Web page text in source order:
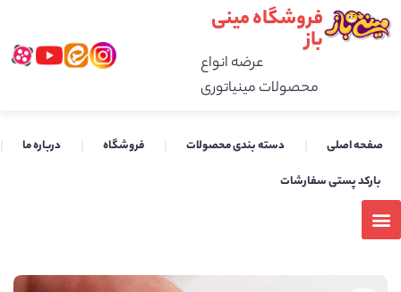
فروشگاه مینی
باز
عرضه انواع
محصولات مینیاتوری
صفحه اصلی دسته بندی محصولات فروشگاه
درباره ما
بارکد پستی سفارشات